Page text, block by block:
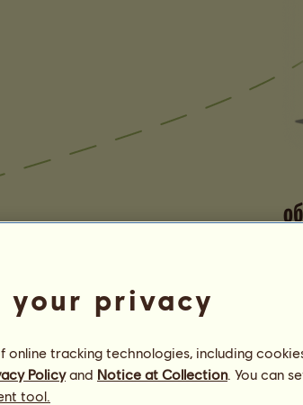
your privacy
tracking technologies, including
Policyand Notice at Collection. You can
tool.